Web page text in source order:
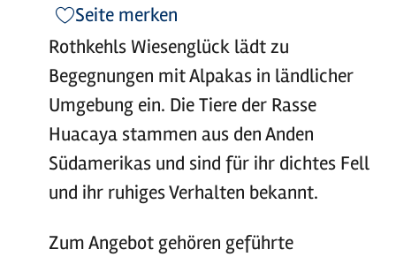
Seite merken
Rothkehls Wiesenglück lädt zu
Begegnungen mit Alpakas in ländlicher
Umgebung ein. Die Tiere der Rasse
Huacaya stammen aus den Anden
Südamerikas und sind für ihr dichtes Fell
und ihr ruhiges Verhalten bekannt.
Zum Angebot gehören geführte